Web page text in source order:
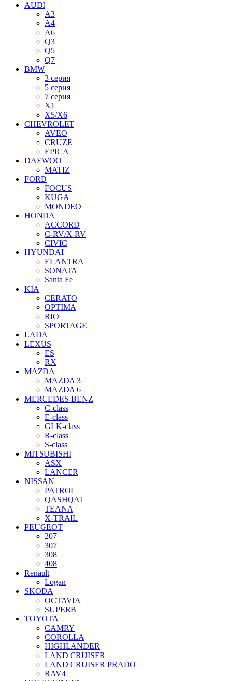
AUDI
A3
A4
A6
Q3
Q5
Q7
BMW
3 серия
5 серия
7 серия
X1
X5/X6
CHEVROLET
AVEO
CRUZE
EPICA
DAEWOO
MATIZ
FORD
FOCUS
KUGA
MONDEO
HONDA
ACCORD
C-RV/X-RV
CIVIC
HYUNDAI
ELANTRA
SONATA
Santa Fe
KIA
CERATO
OPTIMA
RIO
SPORTAGE
LADA
LEXUS
ES
RX
MAZDA
MAZDA 3
MAZDA 6
MERCEDES-BENZ
C-class
E-class
GLK-class
R-class
S-class
MITSUBISHI
ASX
LANCER
NISSAN
PATROL
QASHQAI
TEANA
X-TRAIL
PEUGEOT
207
307
308
408
Renault
Logan
SKODA
OCTAVIA
SUPERB
TOYOTA
CAMRY
COROLLA
HIGHLANDER
LAND CRUISER
LAND CRUISER PRADO
RAV4